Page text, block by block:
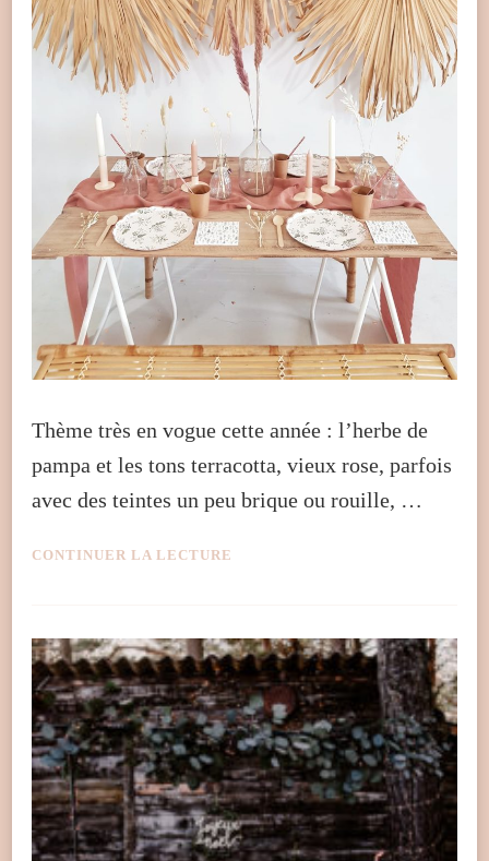
Thème très en vogue cette année : l’herbe de
pampa et les tons terracotta, vieux rose, parfois
avec des teintes un peu brique ou rouille, …
CONTINUER LA LECTURE